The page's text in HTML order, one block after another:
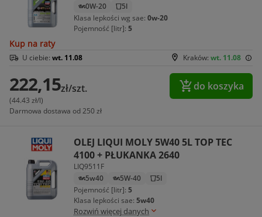
0W-20
5l
Klasa lepkości wg sae: 0w-20
Pojemność [litr]: 5
Kup na raty
Kraków: wt. 11.08
U ciebie: wt. 11.08
222,15zł/szt.
(44.43 zł/l)
Darmowa dostawa od 250 zł
do koszyka
OLEJ LIQUI MOLY 5W40 5L TOP TEC
4100 + PŁUKANKA 2640
LIQ9511F
5l
5w40
5W-40
Pojemność [litr]: 5
Klasa lepkości sae: 5w40
Rozwiń więcej danych